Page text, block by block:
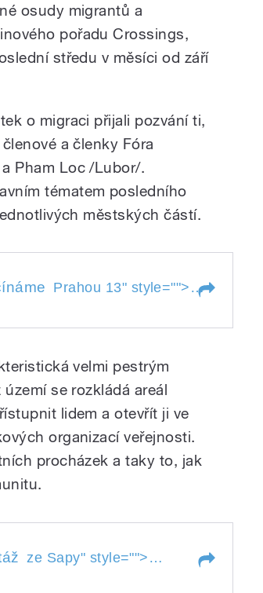
osudy migrantů a
pořadu Crossings,
středu v měsíci od září
o migraci přijali pozvání ti,
a členky Fóra
Pham Loc /Lubor/.
tématem posledního
městských částí.
Prahou 13" style=""> Začínáme
velmi pestrým
se rozkládá areál
lidem a otevřít ji ve
organizací veřejnosti.
procházek a taky to, jak
ze Sapy" style=""> Reportáž ze Sapy